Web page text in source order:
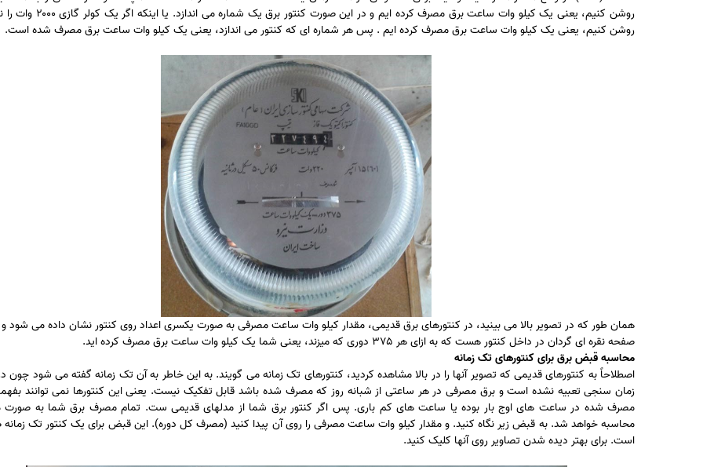
روشن کنیم، یعنی یک کیلو وات ساعت برق مصرف کرده ایم و
روشن کنیم، یعنی یک کیلو وات ساعت برق مصرف کرده ایم . پس هر شماره ای که کنتور می اندازد، یعنی یک کیلو وات ساعت برق مصرف شده است.
همان طور که در تصویر بالا می بینید، در کنتورهای برق قدیمی، مقدار کیلو وات ساعت مصرفی به صورت یکسری اعداد روی کنتور نشان داده می شود
صفحه نقره ای گردان در داخل کنتور هست که به ازای هر ۳۷۵ دوری که میزند، یعنی شما یک کیلو وات ساعت برق مصرف کرده اید.
محاسبه قبض برق برای کنتورهای تک زمانه
اصطلاحاً به کنتورهای قدیمی که تصویر آنها را در بالا مشاهده کردید، کنتورهای تک زمانه می گویند. به این خاطر به آن تک زمانه گفته می شود چون
زمان سنجی تعبیه نشده است و برق مصرفی در هر ساعتی از شبانه روز که مصرف شده باشد قابل تفکیک نیست. یعنی این کنتورها نمی توانند
مصرف شده در ساعت های اوج بار بوده یا ساعت های کم باری. پس اگر کنتور برق شما از مدلهای قدیمی ست. تمام مصرف برق شما به صورت
محاسبه خواهد شد. به قبض زیر نگاه کنید. و مقدار کیلو وات ساعت مصرفی را روی آن پیدا کنید (مصرف کل دوره). این قبض برای یک کنتور تک
است. برای بهتر دیده شدن تصاویر روی آنها کلیک کنید.